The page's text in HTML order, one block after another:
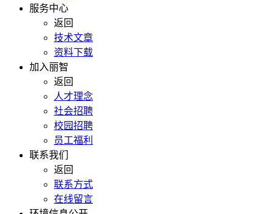
服务中心
返回
技术文章
资料下载
加入丽智
返回
人才理念
社会招聘
校园招聘
员工福利
联系我们
返回
联系方式
在线留言